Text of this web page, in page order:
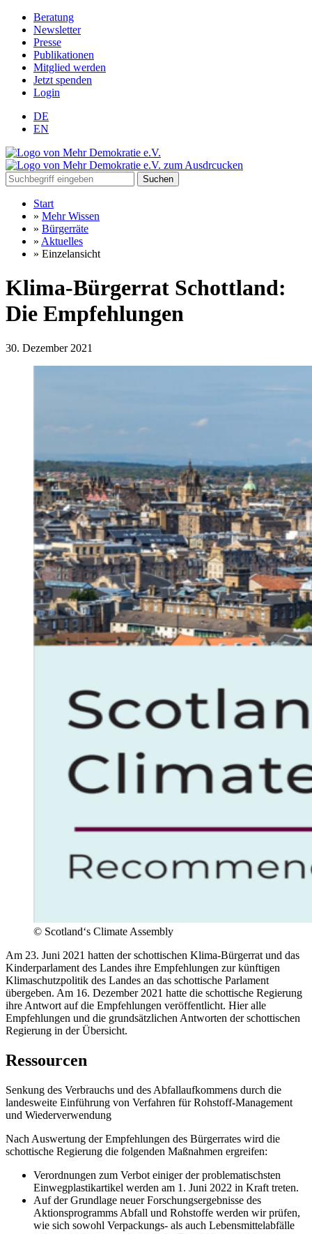
Beratung
Newsletter
Presse
Publikationen
Mitglied werden
Jetzt spenden
Login
DE
EN
Suchen
Start
» Mehr Wissen
» Bürgerräte
» Aktuelles
» Einzelansicht
Klima-Bürgerrat Schottland:
Die Empfehlungen
30. Dezember 2021
© Scotland‘s Climate Assembly
Am 23. Juni 2021 hatten der schottischen Klima-Bürgerrat und das
Kinderparlament des Landes ihre Empfehlungen zur künftigen
Klimaschutzpolitik des Landes an das schottische Parlament
übergeben. Am 16. Dezember 2021 hatte die schottische Regierung
ihre Antwort auf die Empfehlungen veröffentlicht. Hier alle
Empfehlungen und die grundsätzlichen Antworten der schottischen
Regierung in der Übersicht.
Ressourcen
Senkung des Verbrauchs und des Abfallaufkommens durch die
landesweite Einführung von Verfahren für Rohstoff-Management
und Wiederverwendung
Nach Auswertung der Empfehlungen des Bürgerrates wird die
schottische Regierung die folgenden Maßnahmen ergreifen:
Verordnungen zum Verbot einiger der problematischsten
Einwegplastikartikel werden am 1. Juni 2022 in Kraft treten.
Auf der Grundlage neuer Forschungsergebnisse des
Aktionsprogramms Abfall und Rohstoffe werden wir prüfen,
wie sich sowohl Verpackungs- als auch Lebensmittelabfälle